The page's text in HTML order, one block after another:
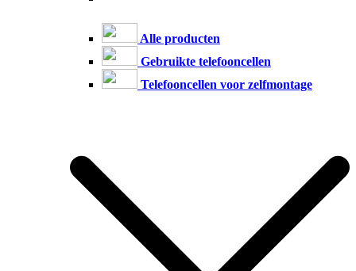
Alle producten
Gebruikte telefooncellen
Telefooncellen voor zelfmontage